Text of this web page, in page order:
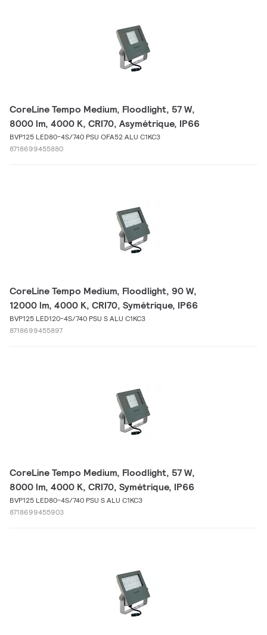
CoreLine Tempo Medium, Floodlight, 57 W,
8000 lm, 4000 K, CRI70, Asymétrique, IP66
BVP125 LED80-4S/740 PSU OFA52 ALU C1KC3
8718699455880
CoreLine Tempo Medium, Floodlight, 90 W,
12000 lm, 4000 K, CRI70, Symétrique, IP66
BVP125 LED120-4S/740 PSU S ALU C1KC3
8718699455897
CoreLine Tempo Medium, Floodlight, 57 W,
8000 lm, 4000 K, CRI70, Symétrique, IP66
BVP125 LED80-4S/740 PSU S ALU C1KC3
8718699455903